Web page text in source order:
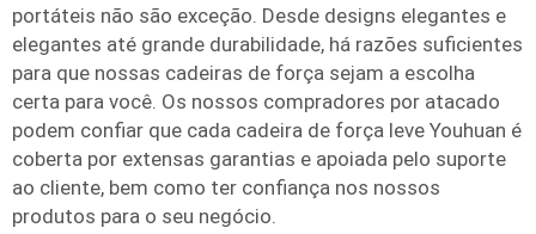
portáteis não são exceção. Desde designs elegantes e
elegantes até grande durabilidade, há razões suficientes
para que nossas cadeiras de força sejam a escolha
certa para você. Os nossos compradores por atacado
podem confiar que cada cadeira de força leve Youhuan é
coberta por extensas garantias e apoiada pelo suporte
ao cliente, bem como ter confiança nos nossos
produtos para o seu negócio.